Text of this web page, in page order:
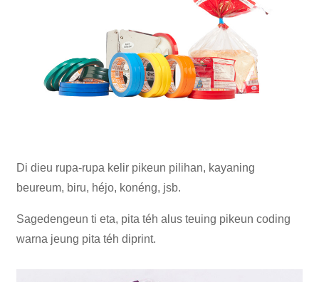
Di dieu rupa-rupa kelir pikeun pilihan, kayaning
beureum, biru, héjo, konéng, jsb.
Sagedengeun ti eta, pita téh alus teuing pikeun coding
warna jeung pita téh diprint.